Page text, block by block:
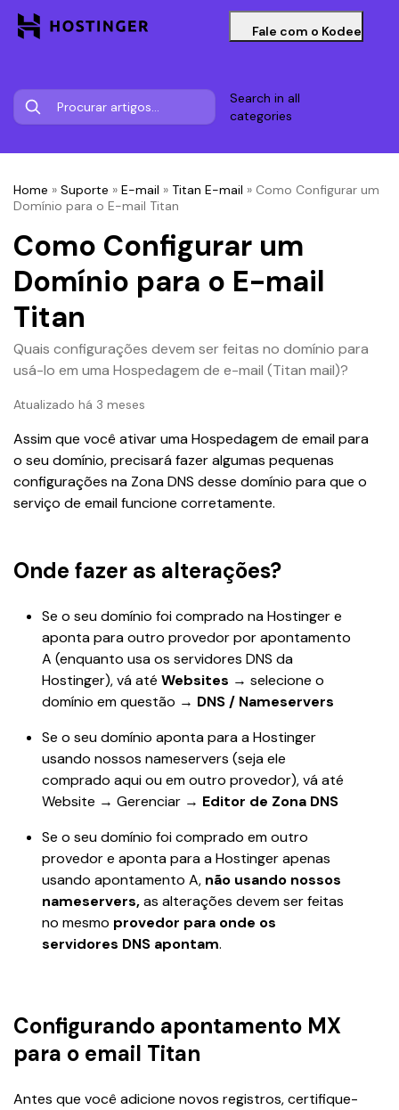
Fale com o Kodee
Search in all
categories
Home » Suporte » E-mail » Titan E-mail » Como Configurar um
Domínio para o E-mail Titan
Como Configurar um
Domínio para o E-mail
Titan
Quais configurações devem ser feitas no domínio para
usá-lo em uma Hospedagem de e-mail (Titan mail)?
Atualizado há 3 meses
Assim que você ativar uma Hospedagem de email para
o seu domínio, precisará fazer algumas pequenas
configurações na Zona DNS desse domínio para que o
serviço de email funcione corretamente.
Onde fazer as alterações?
Se o seu domínio foi comprado na Hostinger e
aponta para outro provedor por apontamento
A (enquanto usa os servidores DNS da
Hostinger), vá até Websites → selecione o
domínio em questão → DNS / Nameservers
Se o seu domínio aponta para a Hostinger
usando nossos nameservers (seja ele
comprado aqui ou em outro provedor), vá até
Website → Gerenciar → Editor de Zona DNS
Se o seu domínio foi comprado em outro
provedor e aponta para a Hostinger apenas
usando apontamento A, não usando nossos
nameservers, as alterações devem ser feitas
no mesmo provedor para onde os
servidores DNS apontam.
Configurando apontamento MX
para o email Titan
Antes que você adicione novos registros, certifique-